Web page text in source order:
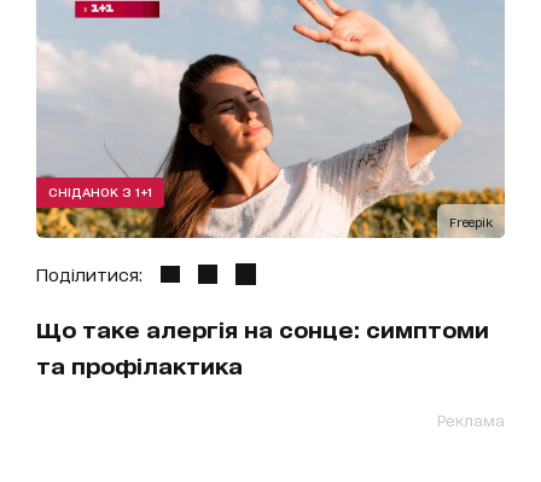
Freepik
СНІДАНОК З 1+1
Поділитися:
Що таке алергія на сонце: симптоми
та профілактика
Реклама